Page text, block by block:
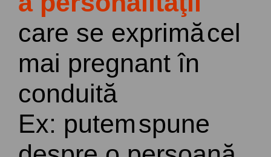
care se exprimăcel
mai pregnantîn
conduită
Ex: putemspune